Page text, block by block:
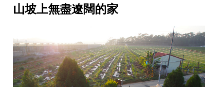
山坡上無盡遼闊的家